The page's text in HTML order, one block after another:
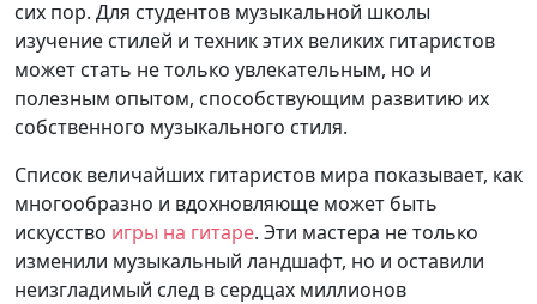
сих пор. Для студентов музыкальной школы
изучение стилей и техник этих великих гитаристов
может стать не только увлекательным, но и
полезным опытом, способствующим развитию их
собственного музыкального стиля.
Список величайших гитаристов мира показывает, как
многообразно и вдохновляюще может быть
искусство игры на гитаре. Эти мастера не только
изменили музыкальный ландшафт, но и оставили
неизгладимый след в сердцах миллионов